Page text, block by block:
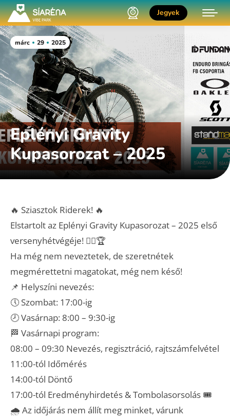
Jegyek
Eplényi Gravity
Kupasorozat – 2025
márc 29 2025
🔥 Sziasztok Riderek! 🔥
Elstartolt az Eplényi Gravity Kupasorozat – 2025 első
versenyhétvégéje! 🚴‍♂️🏆
Ha még nem neveztetek, de szeretnétek
megmérettetni magatokat, még nem késő!
📌 Helyszíni nevezés:
🕔 Szombat: 17:00-ig
🕗 Vasárnap: 8:00 – 9:30-ig
🏁 Vasárnapi program:
08:00 – 09:30 Nevezés, regisztráció, rajtszámfelvétel
11:00-tól Időmérés
14:00-tól Döntő
17:00-tól Eredményhirdetés & Tombolasorsolás 🎟️
🌧️ Az időjárás nem állít meg minket, várunk